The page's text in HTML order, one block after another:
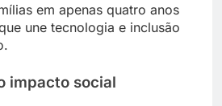
em apenas quatro anos
une tecnologia e inclusão
impacto social